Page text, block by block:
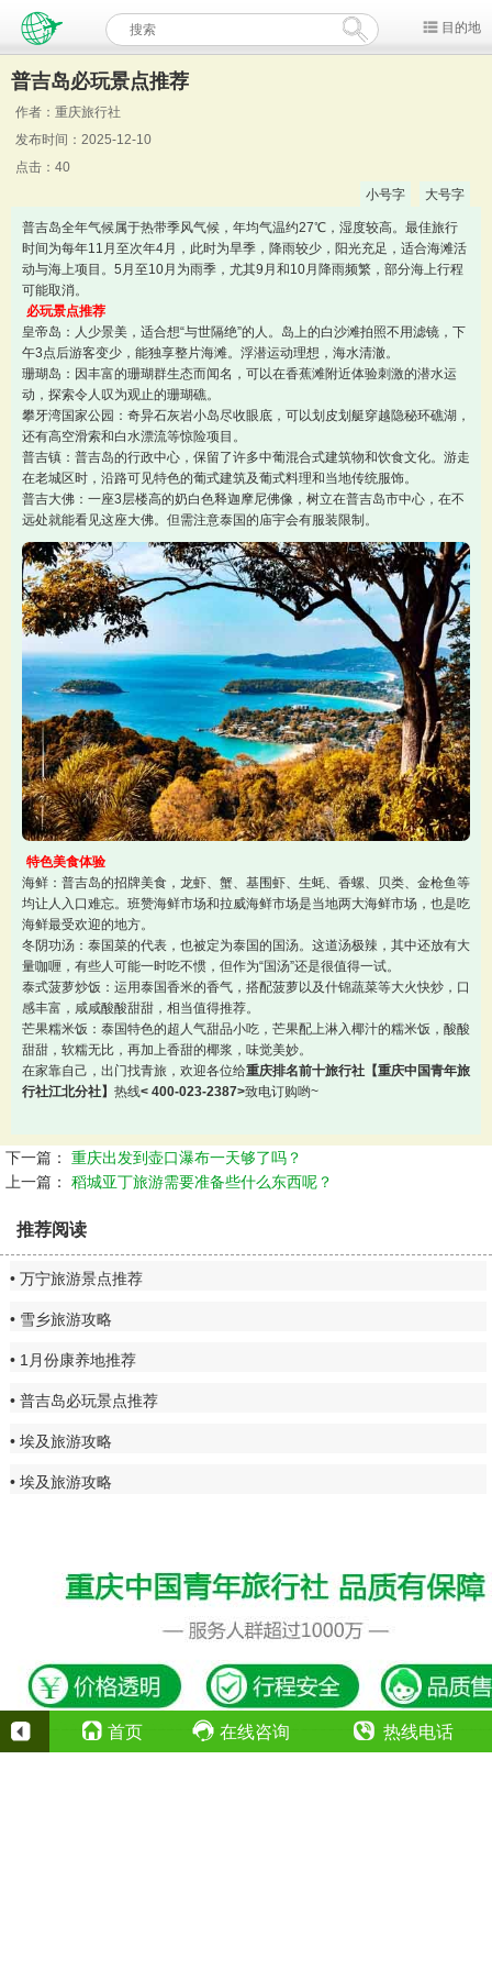
目的地
普吉岛必玩景点推荐
作者：重庆旅行社
发布时间：2025-12-10
点击：40
小号字
大号字
普吉岛全年气候属于热带季风气候，年均气温约27℃，湿度较高。最佳旅行
时间为每年11月至次年4月，此时为旱季，降雨较少，阳光充足，适合海滩活
动与海上项目。5月至10月为雨季，尤其9月和10月降雨频繁，部分海上行程
可能取消。
必玩景点推荐
皇帝岛：人少景美，适合想“与世隔绝”的人。岛上的白沙滩拍照不用滤镜，下
午3点后游客变少，能独享整片海滩。浮潜运动理想，海水清澈。
珊瑚岛：因丰富的珊瑚群生态而闻名，可以在香蕉滩附近体验刺激的潜水运
动，探索令人叹为观止的珊瑚礁。
攀牙湾国家公园：奇异石灰岩小岛尽收眼底，可以划皮划艇穿越隐秘环礁湖，
还有高空滑索和白水漂流等惊险项目。
普吉镇：普吉岛的行政中心，保留了许多中葡混合式建筑物和饮食文化。游走
在老城区时，沿路可见特色的葡式建筑及葡式料理和当地传统服饰。
普吉大佛：一座3层楼高的奶白色释迦摩尼佛像，树立在普吉岛市中心，在不
远处就能看见这座大佛。但需注意泰国的庙宇会有服装限制。
特色美食体验
海鲜：普吉岛的招牌美食，龙虾、蟹、基围虾、生蚝、香螺、贝类、金枪鱼等
均让人入口难忘。班赞海鲜市场和拉威海鲜市场是当地两大海鲜市场，也是吃
海鲜最受欢迎的地方。
冬阴功汤：泰国菜的代表，也被定为泰国的国汤。这道汤极辣，其中还放有大
量咖喱，有些人可能一时吃不惯，但作为“国汤”还是很值得一试。
泰式菠萝炒饭：运用泰国香米的香气，搭配菠萝以及什锦蔬菜等大火快炒，口
感丰富，咸咸酸酸甜甜，相当值得推荐。
芒果糯米饭：泰国特色的超人气甜品小吃，芒果配上淋入椰汁的糯米饭，酸酸
甜甜，软糯无比，再加上香甜的椰浆，味觉美妙。
在家靠自己，出门找青旅，欢迎各位给重庆排名前十旅行社【重庆中国青年旅
行社江北分社】 热线< 400-023-2387>致电订购哟~
下一篇： 重庆出发到壶口瀑布一天够了吗？
上一篇： 稻城亚丁旅游需要准备些什么东西呢？
推荐阅读
万宁旅游景点推荐
雪乡旅游攻略
1月份康养地推荐
普吉岛必玩景点推荐
埃及旅游攻略
埃及旅游攻略
首页 在线咨询 热线电话